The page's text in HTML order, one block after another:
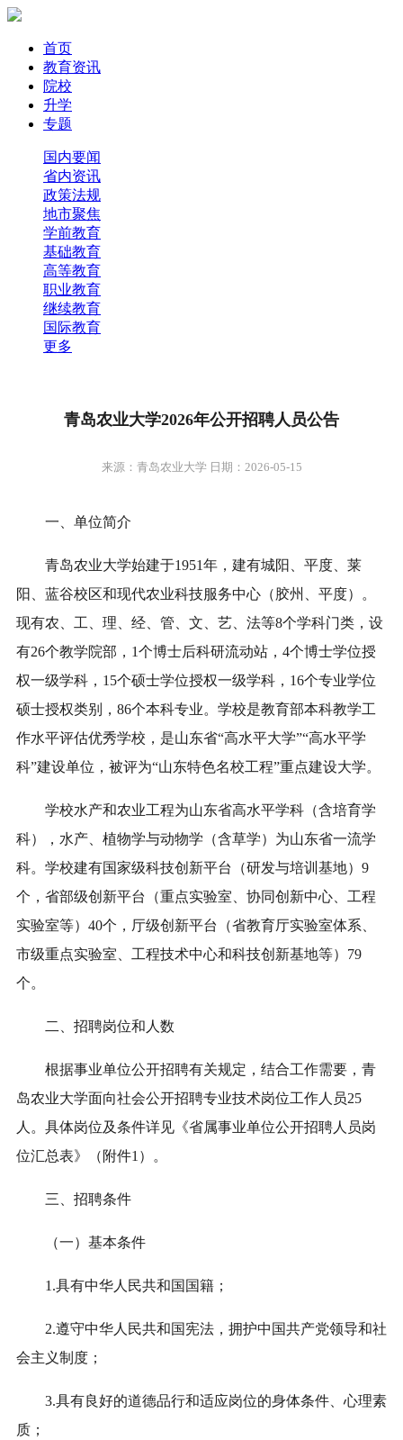
首页
教育资讯
院校
升学
专题
国内要闻
省内资讯
政策法规
地市聚焦
学前教育
基础教育
高等教育
职业教育
继续教育
国际教育
更多
青岛农业大学2026年公开招聘人员公告
来源：青岛农业大学 日期：2026-05-15
一、单位简介
青岛农业大学始建于1951年，建有城阳、平度、莱
阳、蓝谷校区和现代农业科技服务中心（胶州、平度）。
现有农、工、理、经、管、文、艺、法等8个学科门类，设
有26个教学院部，1个博士后科研流动站，4个博士学位授
权一级学科，15个硕士学位授权一级学科，16个专业学位
硕士授权类别，86个本科专业。 学校是教育部本科教学工
作水平评估优秀学校，是山东省“高水平大学”“高水平学
科”建设单位，被评为“山东特色名校工程”重点建设大学。
学校水产和农业工程为山东省高水平学科（含培育学
科），水产、植物学与动物学（含草学）为山东省一流学
科。学校建有国家级科技创新平台（研发与培训基地）9
个，省部级创新平台（重点实验室、协同创新中心、工程
实验室等）40个，厅级创新平台（省教育厅实验室体系、
市级重点实验室、工程技术中心和科技创新基地等）79
个。
二、招聘岗位和人数
根据事业单位公开招聘有关规定，结合工作需要，青
岛农业大学面向社会公开招聘专业技术岗位工作人员25
人。具体岗位及条件详见《省属事业单位公开招聘人员岗
位汇总表》（附件1）。
三、招聘条件
（一）基本条件
1.具有中华人民共和国国籍 ；
2.遵守中华人民共和国宪法，拥护中国共产党领导和社
会主义制度 ；
3.具有良好的道德品行和适应岗位的身体条件、心理素
质 ；